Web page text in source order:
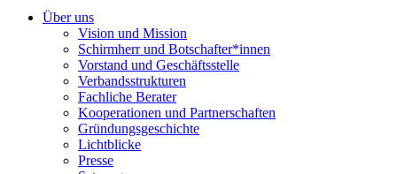
Über uns
Vision und Mission
Schirmherr und Botschafter*innen
Vorstand und Geschäftsstelle
Verbandsstrukturen
Fachliche Berater
Kooperationen und Partnerschaften
Gründungsgeschichte
Lichtblicke
Presse